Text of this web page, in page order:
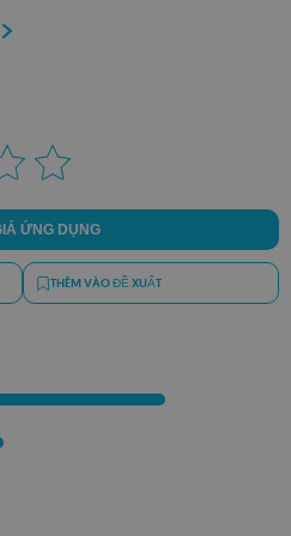
ỨNG DỤNG
THÊM VÀO ĐỀ XUẤT